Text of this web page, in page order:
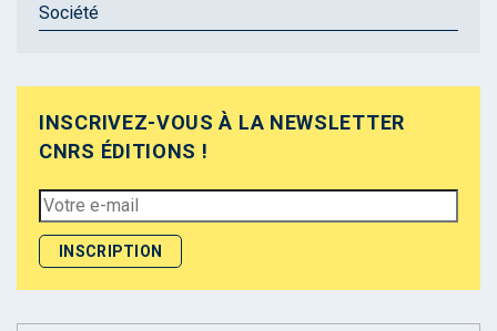
Société
INSCRIVEZ-VOUS À LA NEWSLETTER
CNRS ÉDITIONS !